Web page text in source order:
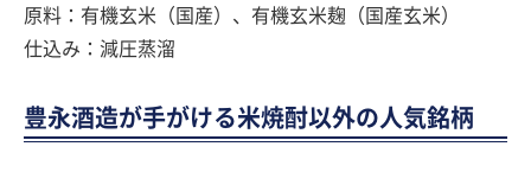
原料：有機玄米（国産）、有機玄米麹（国産玄米）
仕込み：減圧蒸溜
豊永酒造が手がける米焼酎以外の人気銘柄